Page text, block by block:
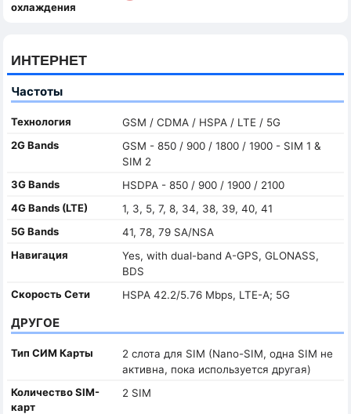
охлаждения
ИНТЕРНЕТ
Частоты
Технология
GSM / CDMA / HSPA / LTE / 5G
2G Bands
GSM - 850 / 900 / 1800 / 1900 - SIM 1 &
SIM 2
3G Bands
HSDPA - 850 / 900 / 1900 / 2100
4G Bands (LTE)
1, 3, 5, 7, 8, 34, 38, 39, 40, 41
5G Bands
41, 78, 79 SA/NSA
Навигация
Yes, with dual-band A-GPS, GLONASS,
BDS
Скорость Сети
HSPA 42.2/5.76 Mbps, LTE-A; 5G
ДРУГОЕ
Тип СИМ Карты
2 слота для SIM (Nano-SIM, одна SIM не
активна, пока используется другая)
Количество SIM-
карт
2 SIM